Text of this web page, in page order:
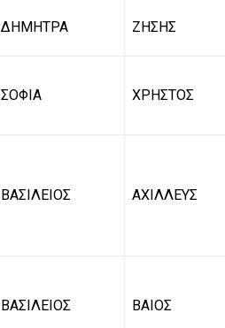
ΔΗΜΗΤΡΑ ΖΗΣΗΣ
ΣΟΦΙΑ ΧΡΗΣΤΟΣ
ΒΑΣΙΛΕΙΟΣ ΑΧΙΛΛΕΥΣ
ΒΑΣΙΛΕΙΟΣ ΒΑΙΟΣ